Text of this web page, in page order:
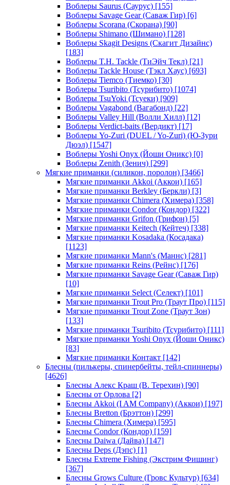
Воблеры Saurus (Саурус) [155]
Воблеры Savage Gear (Саваж Гир) [6]
Воблеры Scorana (Скорана) [90]
Воблеры Shimano (Шимано) [128]
Воблеры Skagit Designs (Скагит Дизайнс)
[183]
Воблеры T.H. Tackle (ТиЭйч Текл) [21]
Воблеры Tackle House (Тэкл Хаус) [693]
Воблеры Tiemco (Тиемко) [30]
Воблеры Tsuribito (Тсурибито) [1074]
Воблеры TsuYoki (Тсуеки) [909]
Воблеры Vagabond (Вагабонд) [22]
Воблеры Valley Hill (Волли Хилл) [12]
Воблеры Verdict-baits (Вердикт) [17]
Воблеры Yo-Zuri (DUEL / Yo-Zuri) (Ю-Зури
Дюэл) [1547]
Воблеры Yoshi Onyx (Йоши Оникс) [0]
Воблеры Zenith (Зенич) [299]
Мягкие приманки (силикон, поролон) [3466]
Мягкие приманки Akkoi (Аккои) [165]
Мягкие приманки Berkley (Беркли) [3]
Мягкие приманки Chimera (Химера) [358]
Мягкие приманки Condor (Кондор) [322]
Мягкие приманки Grifon (Грифон) [5]
Мягкие приманки Keitech (Кейтеч) [338]
Мягкие приманки Kosadaka (Косадака)
[1123]
Мягкие приманки Mann's (Маннс) [281]
Мягкие приманки Reins (Рейнс) [176]
Мягкие приманки Savage Gear (Саваж Гир)
[10]
Мягкие приманки Select (Селект) [101]
Мягкие приманки Trout Pro (Траут Про) [115]
Мягкие приманки Trout Zone (Траут Зон)
[133]
Мягкие приманки Tsuribito (Тсурибито) [111]
Мягкие приманки Yoshi Onyx (Йоши Оникс)
[83]
Мягкие приманки Контакт [142]
Блесны (пилькеры, спинербейты, тейл-спиннеры)
[4626]
Блесны Алекс Краш (В. Терехин) [90]
Блесны от Орлова [2]
Блесны Akkoi (I AM Company) (Аккои) [197]
Блесны Bretton (Брэттон) [299]
Блесны Chimera (Химера) [595]
Блесны Condor (Кондор) [159]
Блесны Daiwa (Дайва) [147]
Блесны Deps (Дэпс) [1]
Блесны Extreme Fishing (Экстрим Фишинг)
[367]
Блесны Grows Culture (Гровс Культур) [634]